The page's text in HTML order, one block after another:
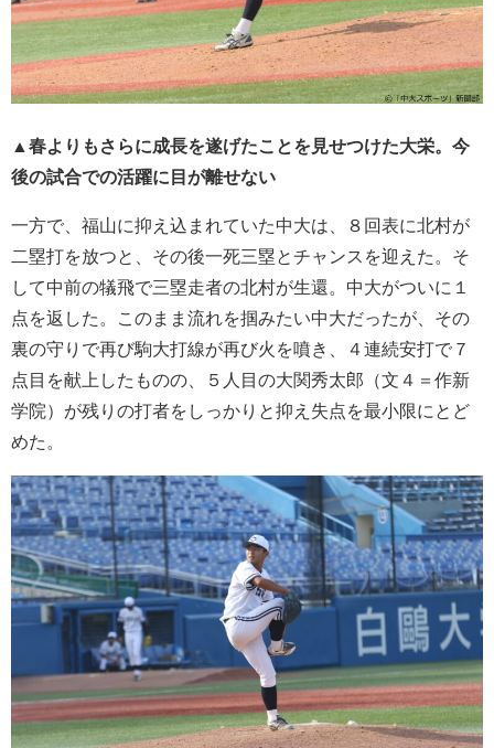
▲春よりもさらに成長を遂げたことを見せつけた大栄。今
後の試合での活躍に目が離せない
一方で、福山に抑え込まれていた中大は、８回表に北村が
二塁打を放つと、その後一死三塁とチャンスを迎えた。そ
して中前の犠飛で三塁走者の北村が生還。中大がついに１
点を返した。このまま流れを掴みたい中大だったが、その
裏の守りで再び駒大打線が再び火を噴き、４連続安打で７
点目を献上したものの、５人目の大関秀太郎（文４＝作新
学院）が残りの打者をしっかりと抑え失点を最小限にとど
めた。